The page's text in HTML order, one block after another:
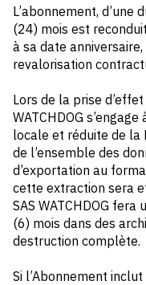
L’abonnement, d’une
(24) mois est
à sa date
revalorisation
Lors de la prise
WATCHDOG
locale et réduite de la
de l’ensemble des
d’exportation au
cette extraction sera
SAS WATCHDOG
(6) mois dans des
destruction complète.
Si l’Abonnement